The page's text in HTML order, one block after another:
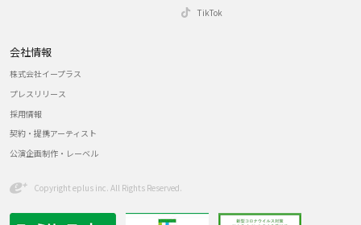
TikTok
会社情報
株式会社イープラス
プレスリリース
採用情報
契約・提携アーティスト
公演企画制作・レーベル
Copyright eplus inc. All Rights Reserved.